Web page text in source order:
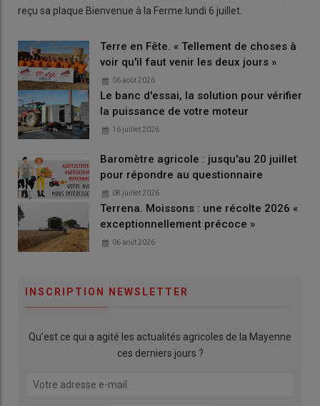
reçu sa plaque Bienvenue à la Ferme lundi 6 juillet.
Terre en Fête. « Tellement de choses à
voir qu'il faut venir les deux jours »
06 août 2026
Le banc d'essai, la solution pour vérifier
la puissance de votre moteur
16 juillet 2026
Baromètre agricole : jusqu'au 20 juillet
pour répondre au questionnaire
08 juillet 2026
Terrena. Moissons : une récolte 2026 «
exceptionnellement précoce »
06 août 2026
INSCRIPTION NEWSLETTER
Qu’est ce qui a agité les actualités agricoles de la Mayenne
ces derniers jours ?